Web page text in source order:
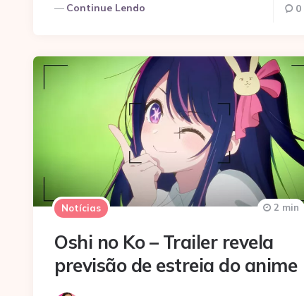
Continue Lendo 0
Notícias
Oshi no Ko – Trailer revela
previsão de estreia do anime
2 min